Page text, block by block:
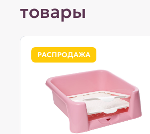
товары
РАСПРОДАЖА